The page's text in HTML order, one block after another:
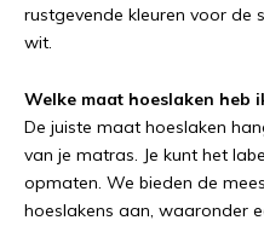
rustgevende kleuren voor de
wit.
Welke maat hoeslaken heb
De juiste maat hoeslaken
van je matras. Je kunt het
opmaten. We bieden de
hoeslakens aan, waaronder